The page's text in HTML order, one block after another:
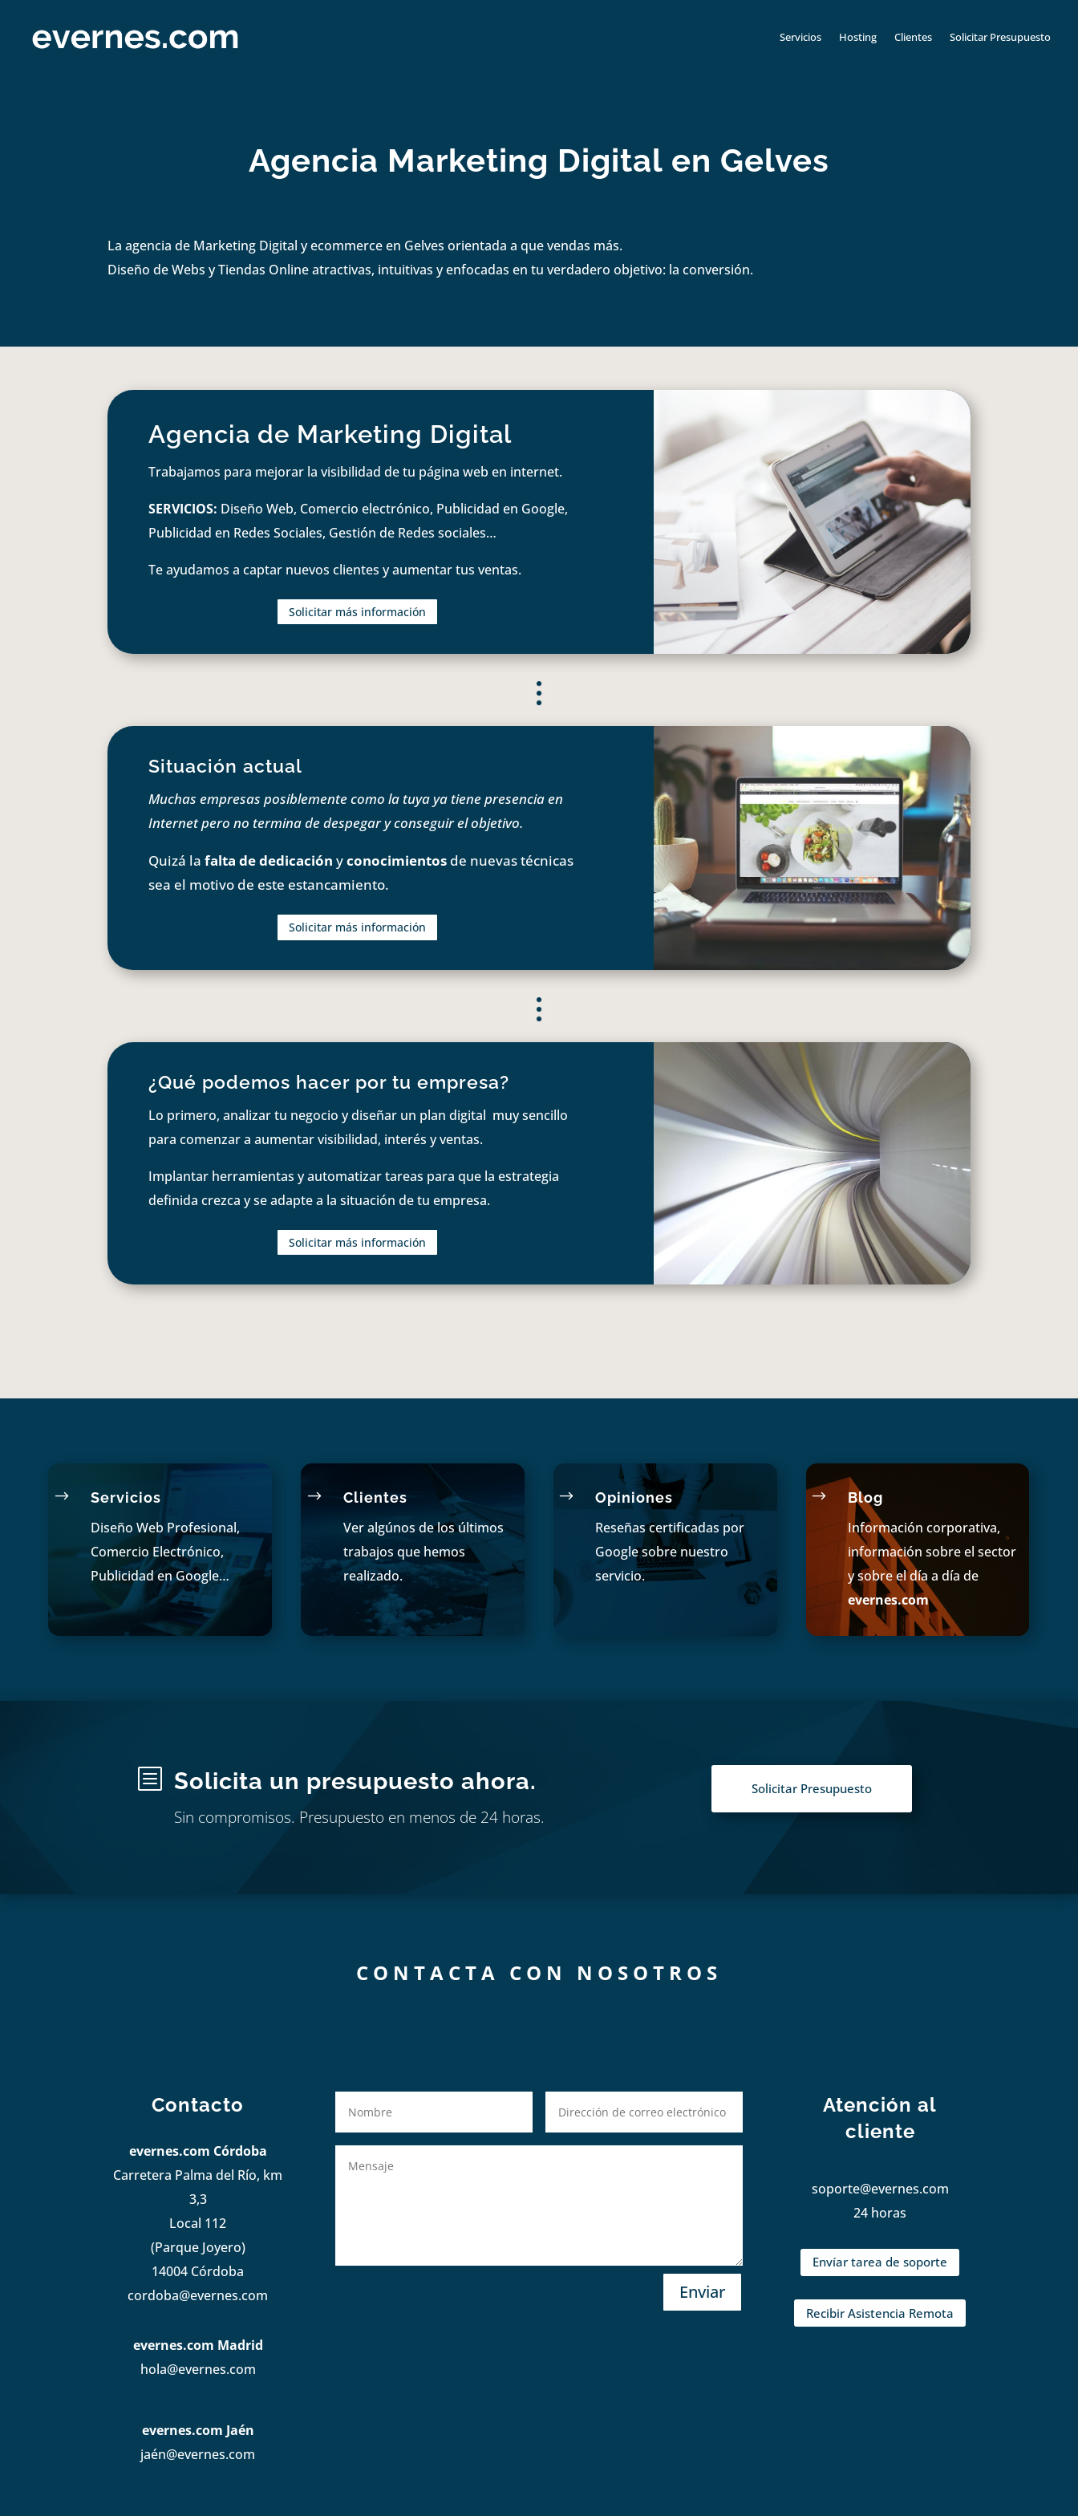
Servicios Hosting Clientes Solicitar Presupuesto
Agencia Marketing Digital en Gelves
La agencia de Marketing Digital y ecommerce en Gelves orientada a que vendas más.
Diseño de Webs y Tiendas Online atractivas, intuitivas y enfocadas en tu verdadero objetivo: la conversión.
Agencia de Marketing Digital
Trabajamos para mejorar la visibilidad de tu página web en internet.
SERVICIOS: Diseño Web, Comercio electrónico, Publicidad en Google,
Publicidad en Redes Sociales, Gestión de Redes sociales…
Te ayudamos a captar nuevos clientes y aumentar tus ventas.
Solicitar más información
Situación actual
Muchas empresas posiblemente como la tuya ya tiene presencia en
Internet pero no termina de despegar y conseguir el objetivo.
Quizá lafalta de dedicación yconocimientos de nuevas técnicas
sea el motivo de este estancamiento.
Solicitar más información
¿Qué podemos hacer por tu empresa?
Lo primero, analizar tu negocio y diseñar un plan digital muy sencillo
para comenzar a aumentar visibilidad, interés y ventas.
Implantar herramientas y automatizar tareas para que la estrategia
definida crezca y se adapte a la situación de tu empresa.
Solicitar más información
$ Servicios
Diseño Web Profesional,
Comercio Electrónico,
Publicidad en Google…
$ Clientes
Ver algúnos de los últimos
trabajos que hemos
realizado.
$ Opiniones
Reseñas certificadas por
Google sobre nuestro
servicio.
$ Blog
Información corporativa,
información sobre el sector
y sobre el día a día de
evernes.com
b Solicita un presupuesto ahora.
Sin compromisos. Presupuesto en menos de 24 horas.
Solicitar Presupuesto
CONTACTA CON NOSOTROS
Contacto
evernes.com Córdoba
Carretera Palma del Río, km
3,3
Local 112
(Parque Joyero)
14004 Córdoba
cordoba@evernes.com
evernes.com Madrid
hola@evernes.com
evernes.com Jaén
jaén@evernes.com
Enviar
Atención al
cliente
soporte@evernes.com
24 horas
Envíar tarea de soporte
Recibir Asistencia Remota